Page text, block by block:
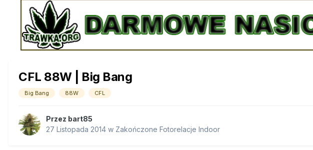
CFL 88W | Big Bang
Big Bang 88W CFL
Przez bart85
27 Listopada 2014 w Zakończone Fotorelacje Indoor